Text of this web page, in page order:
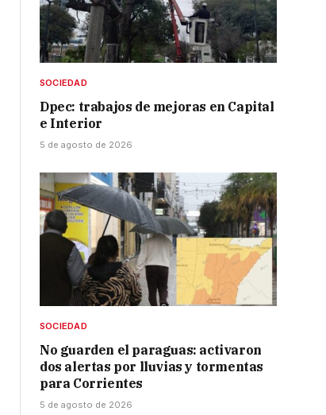
SOCIEDAD
Dpec: trabajos de mejoras en Capital
e Interior
5 de agosto de 2026
SOCIEDAD
No guarden el paraguas: activaron
dos alertas por lluvias y tormentas
para Corrientes
5 de agosto de 2026